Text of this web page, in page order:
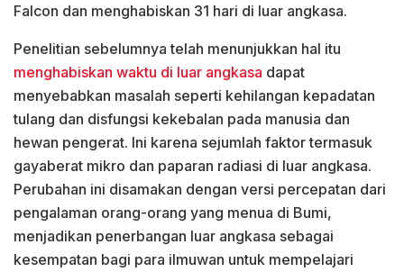
Falcon dan menghabiskan 31 hari di luar angkasa.
Penelitian sebelumnya telah menunjukkan hal itu
menghabiskan waktu di luar angkasa dapat
menyebabkan masalah seperti kehilangan kepadatan
tulang dan disfungsi kekebalan pada manusia dan
hewan pengerat. Ini karena sejumlah faktor termasuk
gayaberat mikro dan paparan radiasi di luar angkasa.
Perubahan ini disamakan dengan versi percepatan dari
pengalaman orang-orang yang menua di Bumi,
menjadikan penerbangan luar angkasa sebagai
kesempatan bagi para ilmuwan untuk mempelajari